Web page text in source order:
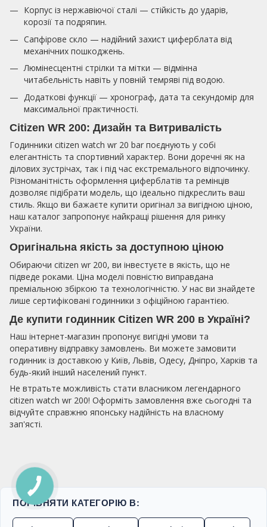
Корпус із нержавіючої сталі — стійкість до ударів,
корозії та подряпин.
Сапфірове скло — надійний захист циферблата від
механічних пошкоджень.
Люмінесцентні стрілки та мітки — відмінна
читабельність навіть у повній темряві під водою.
Додаткові функції — хронограф, дата та секундомір для
максимальної практичності.
Citizen WR 200: Дизайн та Витривалість
Годинники citizen watch wr 20 bar поєднують у собі
елегантність та спортивний характер. Вони доречні як на
ділових зустрічах, так і під час екстремального відпочинку.
Різноманітність оформлення циферблатів та ремінців
дозволяє підібрати модель, що ідеально підкреслить ваш
стиль. Якщо ви бажаєте купити оригінал за вигідною ціною,
наш каталог запропонує найкращі рішення для ринку
України.
Оригінальна якість за доступною ціною
Обираючи citizen wr 200, ви інвестуєте в якість, що не
підведе роками. Ціна моделі повністю виправдана
преміальною збіркою та технологічністю. У нас ви знайдете
лише сертифіковані годинники з офіційною гарантією.
Де купити годинник Citizen WR 200 в Україні?
Наш інтернет-магазин пропонує вигідні умови та
оперативну відправку замовлень. Ви можете замовити
годинник із доставкою у Київ, Львів, Одесу, Дніпро, Харків та
будь-який інший населений пункт.
Не втратьте можливість стати власником легендарного
citizen watch wr 200! Оформіть замовлення вже сьогодні та
відчуйте справжню японську надійність на власному
зап'ясті.
ПОРІВНЯТИ КАТЕГОРІЮ В: